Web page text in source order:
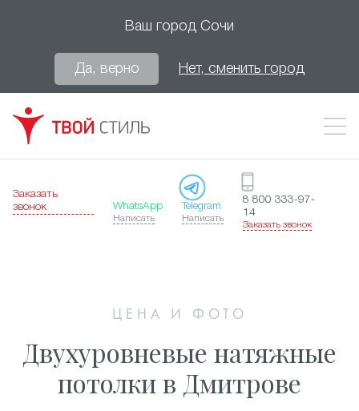
Ваш город Сочи
Да, верно Нет, сменить город
Заказать
звонок
WhatsApp
Написать
Telegram
Написать
8 800 333-97-
14
Заказать звонок
ЦЕНА И ФОТО
Двухуровневые натяжные
потолки в Дмитрове